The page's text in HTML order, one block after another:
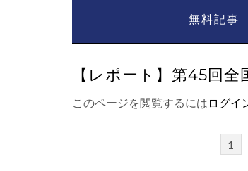
無料記事
【レポート】第45回
このページを閲覧するには ログイ
1